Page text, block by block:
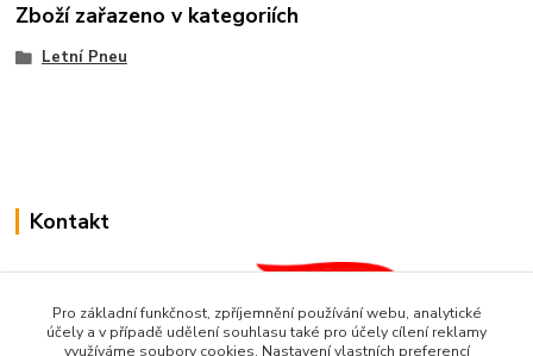
Zboží zařazeno v kategoriích
Letní Pneu
Kontakt
Pro základní funkčnost, zpříjemnění používání webu, analytické
účely a v případě udělení souhlasu také pro účely cílení reklamy
využíváme soubory cookies. Nastavení vlastních preferencí